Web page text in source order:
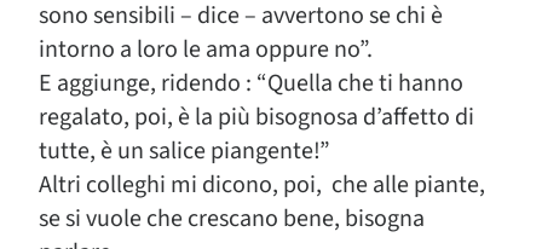
sono sensibili – dice – avvertono se chi è
intorno a loro le ama oppure no”.
E aggiunge, ridendo : “Quella che ti hanno
regalato, poi, è la più bisognosa d’affetto di
tutte, è un salice piangente!”
Altri colleghi mi dicono, poi, che alle piante,
se si vuole che crescano bene, bisogna